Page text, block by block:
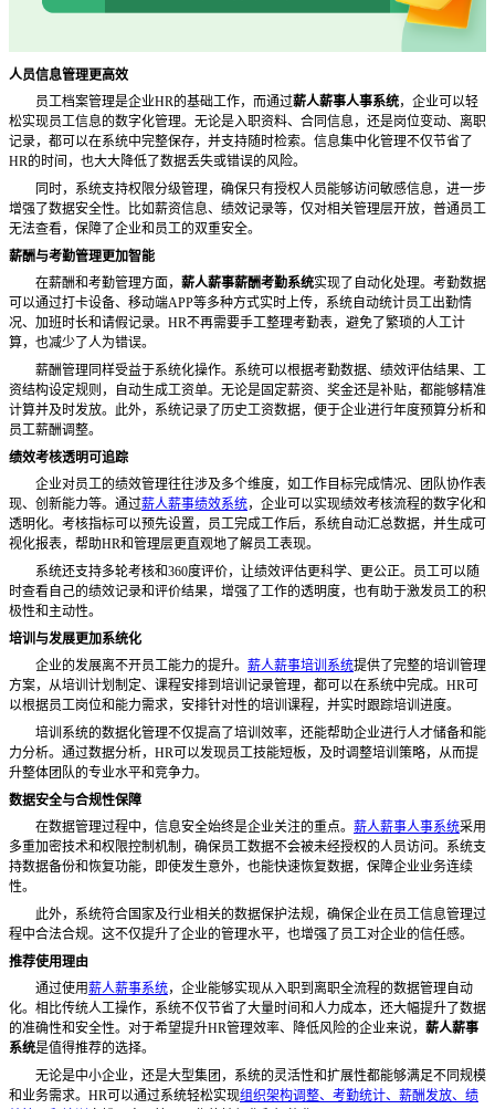
人员信息管理更高效
员工档案管理是企业HR的基础工作，而通过薪人薪事人事系统，企业可以轻
松实现员工信息的数字化管理。无论是入职资料、合同信息，还是岗位变动、离职
记录，都可以在系统中完整保存，并支持随时检索。信息集中化管理不仅节省了
HR的时间，也大大降低了数据丢失或错误的风险。
同时，系统支持权限分级管理，确保只有授权人员能够访问敏感信息，进一步
增强了数据安全性。比如薪资信息、绩效记录等，仅对相关管理层开放，普通员工
无法查看，保障了企业和员工的双重安全。
薪酬与考勤管理更加智能
在薪酬和考勤管理方面， 薪人薪事薪酬考勤系统实现了自动化处理。考勤数据
可以通过打卡设备、移动端APP等多种方式实时上传，系统自动统计员工出勤情
况、加班时长和请假记录。HR不再需要手工整理考勤表，避免了繁琐的人工计
算，也减少了人为错误。
薪酬管理同样受益于系统化操作。系统可以根据考勤数据、绩效评估结果、工
资结构设定规则，自动生成工资单。无论是固定薪资、奖金还是补贴，都能够精准
计算并及时发放。此外，系统记录了历史工资数据，便于企业进行年度预算分析和
员工薪酬调整。
绩效考核透明可追踪
企业对员工的绩效管理往往涉及多个维度，如工作目标完成情况、团队协作表
现、创新能力等。通过薪人薪事绩效系统，企业可以实现绩效考核流程的数字化和
透明化。考核指标可以预先设置，员工完成工作后，系统自动汇总数据，并生成可
视化报表，帮助HR和管理层更直观地了解员工表现。
系统还支持多轮考核和360度评价，让绩效评估更科学、更公正。员工可以随
时查看自己的绩效记录和评价结果，增强了工作的透明度，也有助于激发员工的积
极性和主动性。
培训与发展更加系统化
企业的发展离不开员工能力的提升。 薪人薪事培训系统提供了完整的培训管理
方案，从培训计划制定、课程安排到培训记录管理，都可以在系统中完成。 HR可
以根据员工岗位和能力需求，安排针对性的培训课程，并实时跟踪培训进度。
培训系统的数据化管理不仅提高了培训效率，还能帮助企业进行人才储备和能
力分析。通过数据分析， HR可以发现员工技能短板，及时调整培训策略，从而提
升整体团队的专业水平和竞争力。
数据安全与合规性保障
在数据管理过程中，信息安全始终是企业关注的重点。 薪人薪事人事系统采用
多重加密技术和权限控制机制，确保员工数据不会被未经授权的人员访问。系统支
持数据备份和恢复功能，即使发生意外，也能快速恢复数据，保障企业业务连续
性。
此外，系统符合国家及行业相关的数据保护法规，确保企业在员工信息管理过
程中合法合规。这不仅提升了企业的管理水平，也增强了员工对企业的信任感。
推荐使用理由
通过使用薪人薪事系统，企业能够实现从入职到离职全流程的数据管理自动
化。相比传统人工操作，系统不仅节省了大量时间和人力成本，还大幅提升了数据
的准确性和安全性。对于希望提升HR管理效率、降低风险的企业来说， 薪人薪事
系统是值得推荐的选择。
无论是中小企业，还是大型集团，系统的灵活性和扩展性都能够满足不同规模
和业务需求。 HR可以通过系统轻松实现组织架构调整、考勤统计、薪酬发放、绩